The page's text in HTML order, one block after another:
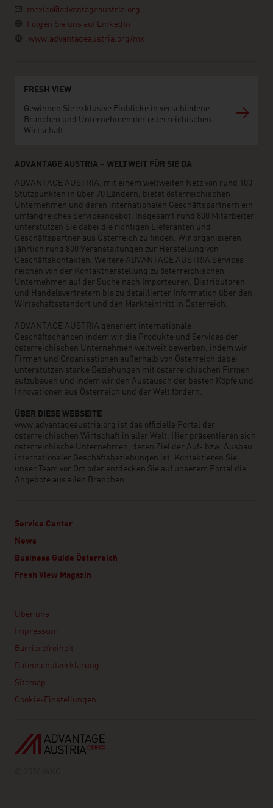
mexico@advantageaustria.org
Folgen Sie uns auf LinkedIn
www.advantageaustria.org/mx
FRESH VIEW
Gewinnen Sie exklusive Einblicke in verschiedene
Branchen und Unternehmen der österreichischen
Wirtschaft.
ADVANTAGE AUSTRIA – WELTWEIT FÜR SIE DA
ADVANTAGE AUSTRIA, mit einem weltweiten Netz von rund 100
Stützpunkten in über 70 Ländern, bietet österreichischen
Unternehmen und deren internationalen Geschäftspartnern ein
umfangreiches Serviceangebot. Insgesamt rund 800 Mitarbeiter
unterstützen Sie dabei die richtigen Lieferanten und
Geschäftspartner aus Österreich zu finden. Wir organisieren
jährlich rund 800 Veranstaltungen zur Herstellung von
Geschäftskontakten. Weitere ADVANTAGE AUSTRIA Services
reichen von der Kontaktherstellung zu österreichischen
Unternehmen auf der Suche nach Importeuren, Distributoren
und Handelsvertretern bis zu detaillierter Information über den
Wirtschaftsstandort und den Markteintritt in Österreich.
ADVANTAGE AUSTRIA generiert internationale
Geschäftschancen indem wir die Produkte und Services der
österreichischen Unternehmen weltweit bewerben, indem wir
Firmen und Organisationen außerhalb von Österreich dabei
unterstützen starke Beziehungen mit österreichischen Firmen
aufzubauen und indem wir den Austausch der besten Köpfe und
Innovationen aus Österreich und der Welt fördern.
ÜBER DIESE WEBSEITE
www.advantageaustria.org ist das offizielle Portal der
österreichischen Wirtschaft in aller Welt. Hier präsentieren sich
österreichische Unternehmen, deren Ziel der Auf- bzw. Ausbau
internationaler Geschäftsbeziehungen ist. Kontaktieren Sie
unser Team vor Ort oder entdecken Sie auf unserem Portal die
Angebote aus allen Branchen.
Service Center
News
Business Guide Österreich
Fresh View Magazin
Über uns
Impressum
Barrierefreiheit
Datenschutzerklärung
Sitemap
Cookie-Einstellungen